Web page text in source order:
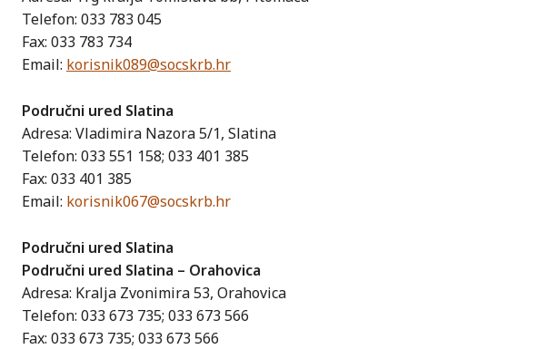
Telefon: 033 783 045
Fax: 033 783 734
Email: korisnik089@socskrb.hr
Područni ured Slatina
Adresa: Vladimira Nazora 5/1, Slatina
Telefon: 033 551 158; 033 401 385
Fax: 033 401 385
Email: korisnik067@socskrb.hr
Područni ured Slatina
Područni ured Slatina – Orahovica
Adresa: Kralja Zvonimira 53, Orahovica
Telefon: 033 673 735; 033 673 566
Fax: 033 673 735; 033 673 566